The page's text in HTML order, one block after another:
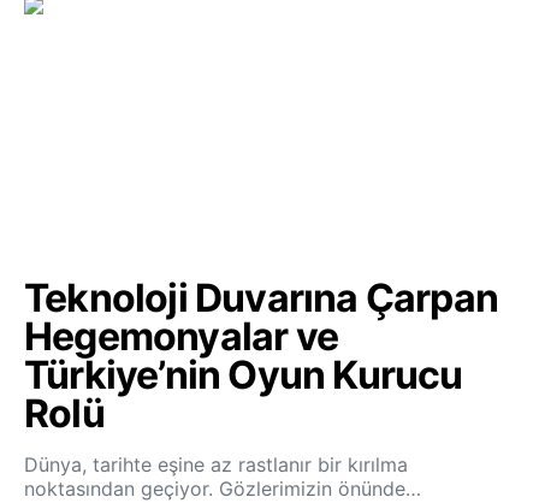
Teknoloji Duvarına Çarpan
Hegemonyalar ve
Türkiye’nin Oyun Kurucu
Rolü
Dünya, tarihte eşine az rastlanır bir kırılma
noktasından geçiyor. Gözlerimizin önünde…